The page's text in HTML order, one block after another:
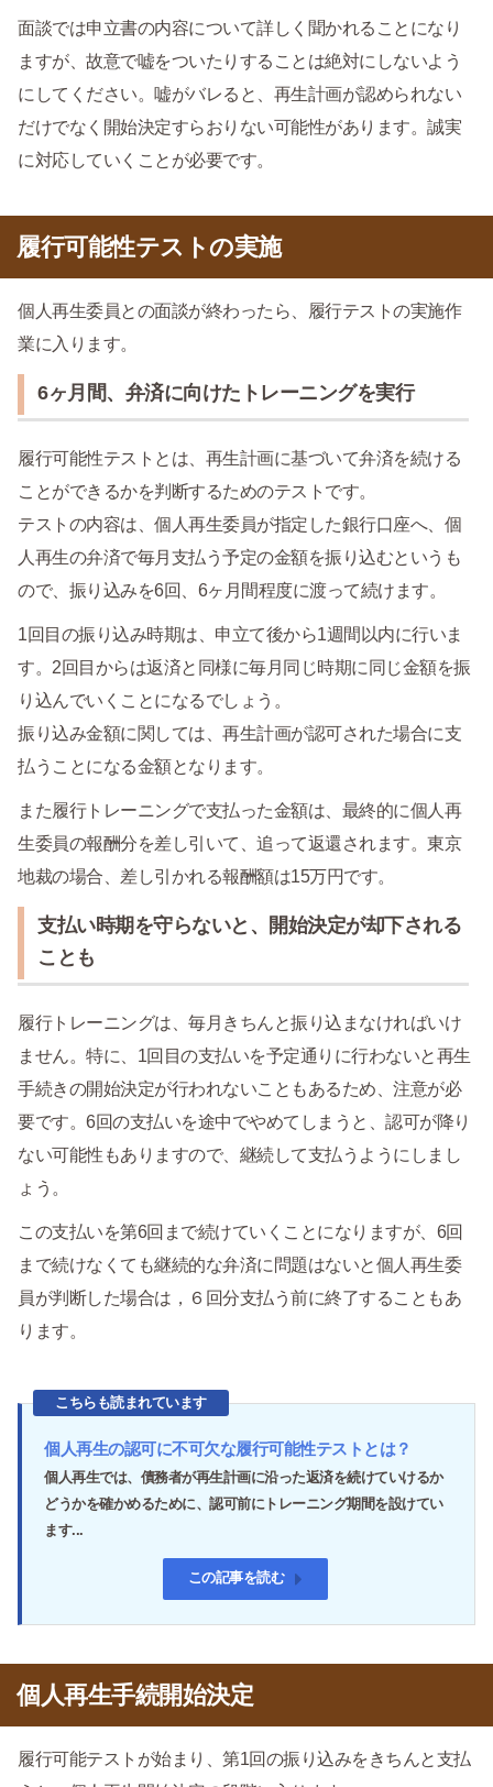
面談では申立書の内容について詳しく聞かれることになり
ますが、故意で嘘をついたりすることは絶対にしないよう
にしてください。嘘がバレると、再生計画が認められない
だけでなく開始決定すらおりない可能性があります。誠実
に対応していくことが必要です。
履行可能性テストの実施
個人再生委員との面談が終わったら、履行テストの実施作
業に入ります。
6ヶ月間、弁済に向けたトレーニングを実行
履行可能性テストとは、再生計画に基づいて弁済を続ける
ことができるかを判断するためのテストです。
テストの内容は、個人再生委員が指定した銀行口座へ、個
人再生の弁済で毎月支払う予定の金額を振り込むというも
ので、振り込みを6回、6ヶ月間程度に渡って続けます。
1回目の振り込み時期は、申立て後から1週間以内に行いま
す。2回目からは返済と同様に毎月同じ時期に同じ金額を振
り込んでいくことになるでしょう。
振り込み金額に関しては、再生計画が認可された場合に支
払うことになる金額となります。
また履行トレーニングで支払った金額は、最終的に個人再
生委員の報酬分を差し引いて、追って返還されます。東京
地裁の場合、差し引かれる報酬額は15万円です。
支払い時期を守らないと、開始決定が却下される
ことも
履行トレーニングは、毎月きちんと振り込まなければいけ
ません。特に、1回目の支払いを予定通りに行わないと再生
手続きの開始決定が行われないこともあるため、注意が必
要です。6回の支払いを途中でやめてしまうと、認可が降り
ない可能性もありますので、継続して支払うようにしまし
ょう。
この支払いを第6回まで続けていくことになりますが、6回
まで続けなくても継続的な弁済に問題はないと個人再生委
員が判断した場合は，６回分支払う前に終了することもあ
ります。
こちらも読まれています
個人再生の認可に不可欠な履行可能性テストとは？
個人再生では、債務者が再生計画に沿った返済を続けていけるか
どうかを確かめるために、認可前にトレーニング期間を設けてい
ます...
この記事を読む
個人再生手続開始決定
履行可能テストが始まり、第1回の振り込みをきちんと支払